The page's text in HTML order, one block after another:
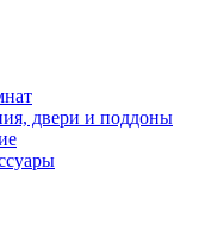
двери и поддоны